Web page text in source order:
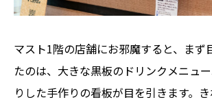
マスト1階の店舗にお邪魔すると、まず
たのは、大きな黒板のドリンクメニュ
りした手作りの看板が目を引きます。